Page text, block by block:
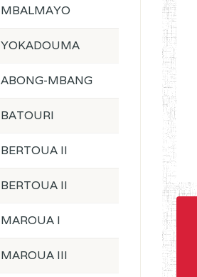
MBALMAYO
YOKADOUMA
ABONG-MBANG
BATOURI
BERTOUA II
BERTOUA II
MAROUA I
MAROUA III